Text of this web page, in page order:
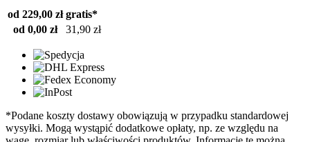
od 229,00 zł gratis*
od 0,00 zł
31,90 zł
*Podane koszty dostawy obowiązują w przypadku standardowej
wysyłki. Mogą wystąpić dodatkowe opłaty, np. ze względu na